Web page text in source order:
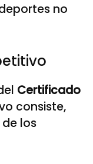
no
Certificado
consiste,
los